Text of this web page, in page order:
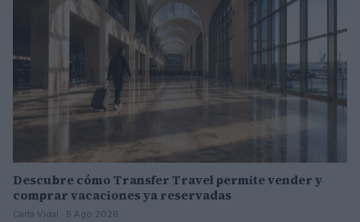
Descubre cómo Transfer Travel permite vender y
comprar vacaciones ya reservadas
Carla Vidal · 5 Ago 2026